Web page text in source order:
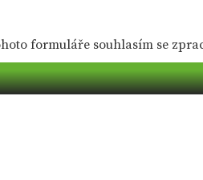
formuláře souhlasím se